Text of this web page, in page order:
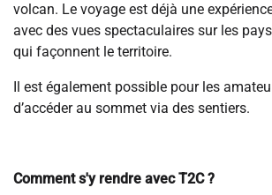
volcan. Le voyage est déjà une
avec des vues spectaculaires sur les
qui façonnent le territoire.
Il est également possible pour les
d’accéder au sommet via des sentiers.
Comment s'y rendre avec T2C ?